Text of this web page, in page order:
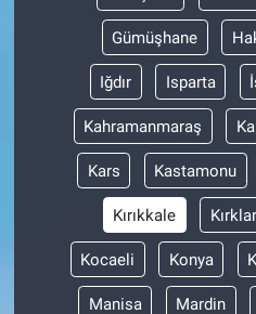
Gümüşhane
Iğdır Isparta
Kahramanmaraş
Kars Kastamonu
Kırıkkale
Kocaeli Konya
Manisa Mardin